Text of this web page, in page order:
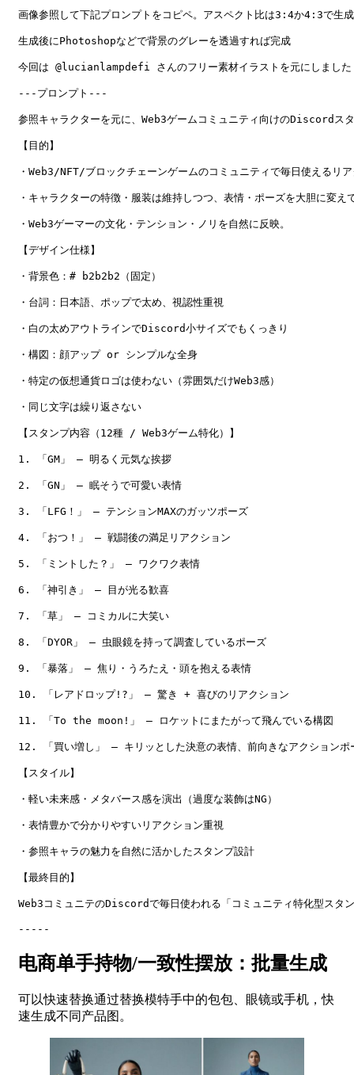
画像参照して下記プロンプトをコピペ。アスペクト比は3:4か4:3で生成
生成後にPhotoshopなどで背景のグレーを透過すれば完成
今回は @lucianlampdefi さんのフリー素材イラストを元にしました
---プロンプト---
参照キャラクターを元に、Web3ゲームコミュニティ向けのDiscordス
【目的】
・Web3/NFT/ブロックチェーンゲームのコミュニティで毎日使えるリ
・キャラクターの特徴・服装は維持しつつ、表情・ポーズを大胆に変え
・Web3ゲーマーの文化・テンション・ノリを自然に反映。
【デザイン仕様】
・背景色：# b2b2b2（固定）
・台詞：日本語、ポップで太め、視認性重視
・白の太めアウトラインでDiscord小サイズでもくっきり
・構図：顔アップ or シンプルな全身
・特定の仮想通貨ロゴは使わない（雰囲気だけWeb3感）
・同じ文字は繰り返さない
【スタンプ内容（12種 / Web3ゲーム特化）】
1. 「GM」 — 明るく元気な挨拶
2. 「GN」 — 眠そうで可愛い表情
3. 「LFG！」 — テンションMAXのガッツポーズ
4. 「おつ！」 — 戦闘後の満足リアクション
5. 「ミントした？」 — ワクワク表情
6. 「神引き」 — 目が光る歓喜
7. 「草」 — コミカルに大笑い
8. 「DYOR」 — 虫眼鏡を持って調査しているポーズ
9. 「暴落」 — 焦り・うろたえ・頭を抱える表情
10. 「レアドロップ!?」 — 驚き + 喜びのリアクション
11. 「To the moon!」 — ロケットにまたがって飛んでいる構図
12. 「買い増し」 — キリッとした決意の表情、前向きなアクションポ
【スタイル】
・軽い未来感・メタバース感を演出（過度な装飾はNG）
・表情豊かで分かりやすいリアクション重視
・参照キャラの魅力を自然に活かしたスタンプ設計
【最終目的】
Web3コミュニテのDiscordで毎日使われる「コミュニティ特化型スタ
-----
电商单手持物/一致性摆放：批量生成
可以快速替换通过替换模特手中的包包、眼镜或手机，快
速生成不同产品图。